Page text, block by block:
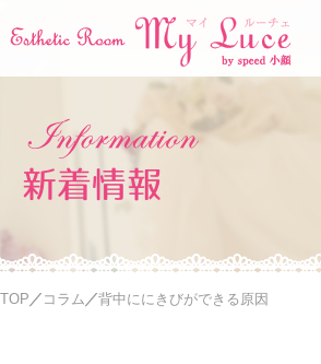
新着情報
TOP コラム 背中ににきびができる原因